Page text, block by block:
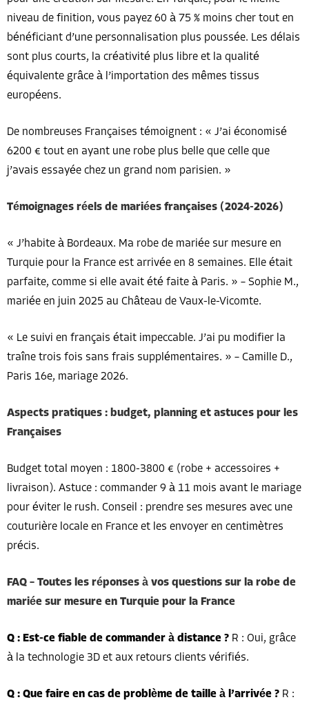
niveau de finition, vous payez 60 à 75 % moins cher tout en
bénéficiant d’une personnalisation plus poussée. Les délais
sont plus courts, la créativité plus libre et la qualité
équivalente grâce à l’importation des mêmes tissus
européens.
De nombreuses Françaises témoignent : « J’ai économisé
6200 € tout en ayant une robe plus belle que celle que
j’avais essayée chez un grand nom parisien. »
Témoignages réels de mariées françaises (2024-2026)
« J’habite à Bordeaux. Ma robe de mariée sur mesure en
Turquie pour la France est arrivée en 8 semaines. Elle était
parfaite, comme si elle avait été faite à Paris. » – Sophie M.,
mariée en juin 2025 au Château de Vaux-le-Vicomte.
« Le suivi en français était impeccable. J’ai pu modifier la
traîne trois fois sans frais supplémentaires. » – Camille D.,
Paris 16e, mariage 2026.
Aspects pratiques : budget, planning et astuces pour les
Françaises
Budget total moyen : 1800-3800 € (robe + accessoires +
livraison). Astuce : commander 9 à 11 mois avant le mariage
pour éviter le rush. Conseil : prendre ses mesures avec une
couturière locale en France et les envoyer en centimètres
précis.
FAQ – Toutes les réponses à vos questions sur la robe de
mariée sur mesure en Turquie pour la France
Q : Est-ce fiable de commander à distance ? R : Oui, grâce
à la technologie 3D et aux retours clients vérifiés.
Q : Que faire en cas de problème de taille à l’arrivée ? R :